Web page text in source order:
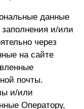
данные
и/или
через
на сайте
почты.
и/или
Оператору,